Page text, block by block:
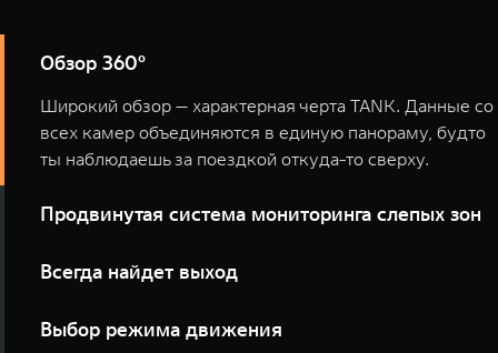
Обзор 360°
Широкий обзор — характерная черта TANK. Данные со
всех камер объединяются в единую панораму, будто
ты наблюдаешь за поездкой откуда-то сверху.
Продвинутая система мониторинга слепых зон
внимательный помощник. С продвинутой системой
ничто не исчезнет из поля вашего зрения.
Всегда найдет выход
всегда можно повернуть назад. При включении
Выбор режима движения